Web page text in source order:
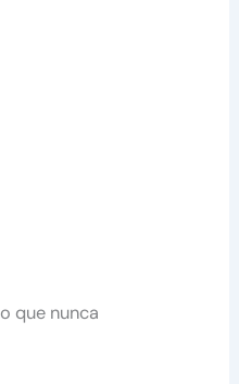
que nunca